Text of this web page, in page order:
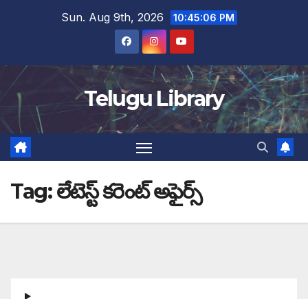
Sun. Aug 9th, 2026 10:45:06 PM
Telugu Library
Tag:లేటెస్ట్ కరెంట్ అఫైర్స్